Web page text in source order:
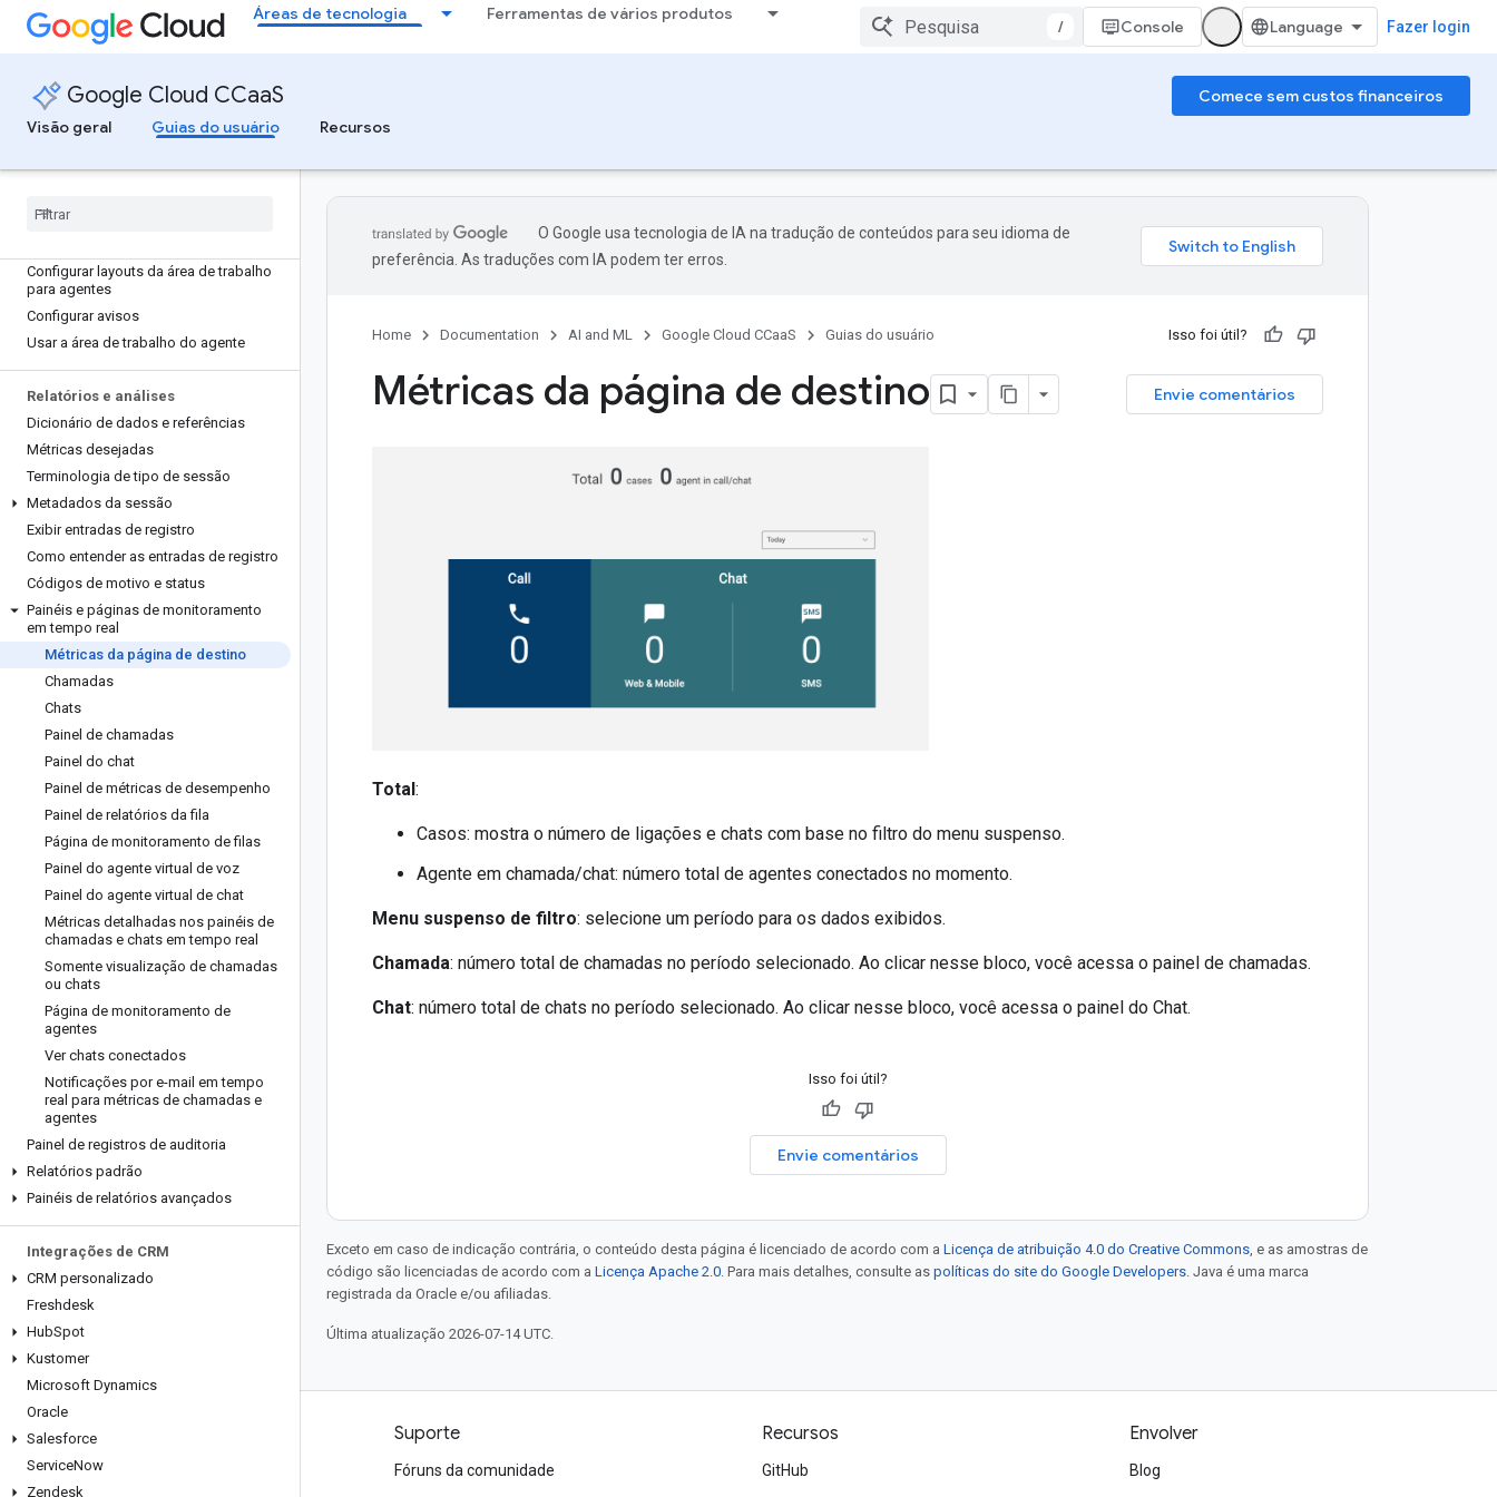
Áreas de tecnologia Ferramentas de vários produtos
/ Console Fazer login
Google Cloud CCaaS
Comece sem custos financeiros
Visão geral
Guias do usuário Recursos
Adaptador de e-mail
Agente de computador
Agente de computador
Feed de dados de sessão
Configurar layouts da área de trabalho
para agentes
Configurar avisos
Usar a área de trabalho do agente
Relatórios e análises
Dicionário de dados e referências
Métricas desejadas
Terminologia de tipo de sessão
Metadados da sessão
Exibir entradas de registro
Como entender as entradas de registro
Códigos de motivo e status
Painéis e páginas de monitoramento
em tempo real
Métricas da página de destino
Chamadas
Chats
Painel de chamadas
Painel do chat
Painel de métricas de desempenho
Painel de relatórios da fila
Página de monitoramento de filas
Painel do agente virtual de voz
Painel do agente virtual de chat
Métricas detalhadas nos painéis de
chamadas e chats em tempo real
Somente visualização de chamadas
ou chats
Página de monitoramento de
agentes
Ver chats conectados
Notificações por e-mail em tempo
real para métricas de chamadas e
agentes
Painel de registros de auditoria
Relatórios padrão
Painéis de relatórios avançados
Integrações de CRM
CRM personalizado
Freshdesk
HubSpot
Kustomer
Microsoft Dynamics
Oracle
Salesforce
ServiceNow
Zendesk
O Google usa tecnologia de IA na tradução de conteúdos para seu idioma de
preferência. As traduções com IA podem ter erros.
Home Documentation AI and ML Google Cloud CCaaS Guias do usuário Isso foi útil?
Envie comentários
Métricas da página de destino
Total :
Casos: mostra o número de ligações e chats com base no filtro do menu suspenso.
Agente em chamada/chat: número total de agentes conectados no momento.
Menu suspenso de filtro: selecione um período para os dados exibidos.
Chamada: número total de chamadas no período selecionado. Ao clicar nesse bloco, você acessa o painel de chamadas.
Chat: número total de chats no período selecionado. Ao clicar nesse bloco, você acessa o painel do Chat.
Isso foi útil?
Envie comentários
Exceto em caso de indicação contrária, o conteúdo desta página é licenciado de acordo com a Licença de atribuição 4.0 do Creative Commons, e as amostras de
código são licenciadas de acordo com a Licença Apache 2.0. Para mais detalhes, consulte as políticas do site do Google Developers. Java é uma marca
registrada da Oracle e/ou afiliadas.
Última atualização 2026-07-14 UTC.
Produtos e preços
Veja todos os produtos
Suporte
Fóruns da comunidade
Recursos
GitHub
Envolver
Blog